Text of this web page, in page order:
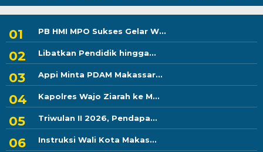
PB HMI MPO Sukses Gelar W...
Libatkan Pendidik hingga...
Appi Minta PDAM Makassar...
Kapolres Wajo Ziarah ke M...
Triwulan II 2026, Pendapa...
Instruksi Wali Kota Makas...